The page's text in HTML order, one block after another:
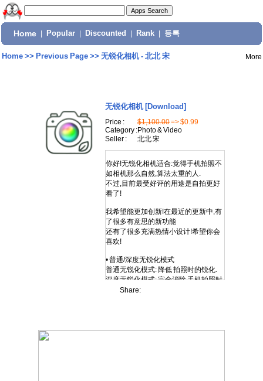
Home Popular Discounted Rank 등록
Home>> Previous Page>> 无锐化相机 - 北北 宋 More
无锐化相机[Download]
Price : $1,100.00=> $0.99
Category :Photo & Video
Seller :
北北 宋
你好!无锐化相机适合:觉得手机拍照不
如相机那么自然,算法太重的人.
不过,目前最受好评的用途是自拍更好
看了!
我希望能更加创新!在最近的更新中,有
了很多有意思的新功能
还有了很多充满热情小设计!希望你会
喜欢!
• 普通/深度无锐化模式
普通无锐化模式: 降低 拍照时的锐化.
深度无锐化模式: 完全消除 手机拍照时
的算法.得到更接近相机质感的照片.可
Share: